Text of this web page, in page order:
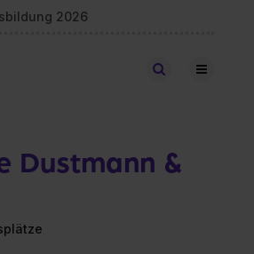
2026
Stellen finden
Dustmann &